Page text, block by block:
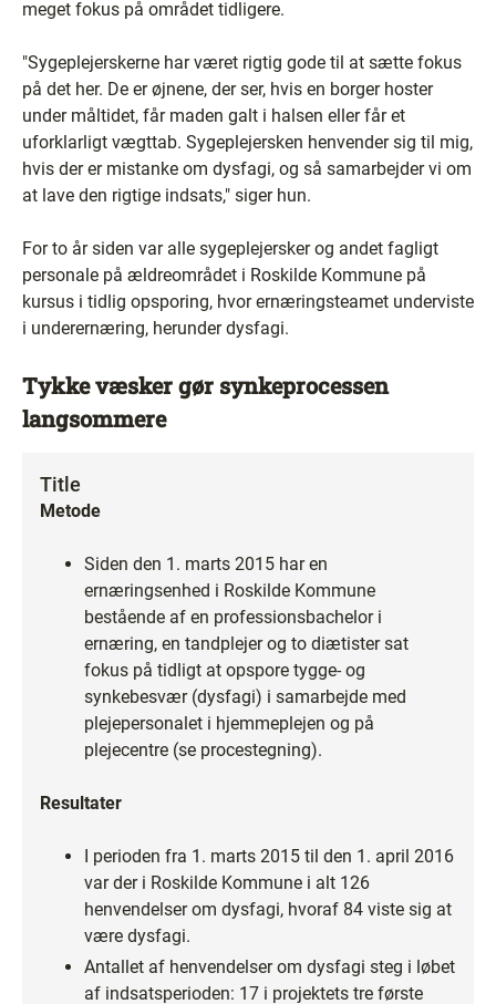
meget fokus på området tidligere.
"Sygeplejerskerne har været rigtig gode til at sætte fokus
på det her. De er øjnene, der ser, hvis en borger hoster
under måltidet, får maden galt i halsen eller får et
uforklarligt vægttab. Sygeplejersken henvender sig til mig,
hvis der er mistanke om dysfagi, og så samarbejder vi om
at lave den rigtige indsats," siger hun.
For to år siden var alle sygeplejersker og andet fagligt
personale på ældreområdet i Roskilde Kommune på
kursus i tidlig opsporing, hvor ernæringsteamet underviste
i underernæring, herunder dysfagi.
Tykke væsker gør synkeprocessen
langsommere
Title
Metode
Siden den 1. marts 2015 har en
ernæringsenhed i Roskilde Kommune
bestående af en professionsbachelor i
ernæring, en tandplejer og to diætister sat
fokus på tidligt at opspore tygge- og
synkebesvær (dysfagi) i samarbejde med
plejepersonalet i hjemmeplejen og på
plejecentre (se procestegning).
Resultater
I perioden fra 1. marts 2015 til den 1. april 2016
var der i Roskilde Kommune i alt 126
henvendelser om dysfagi, hvoraf 84 viste sig at
være dysfagi.
Antallet af henvendelser om dysfagi steg i løbet
af indsatsperioden: 17 i projektets tre første